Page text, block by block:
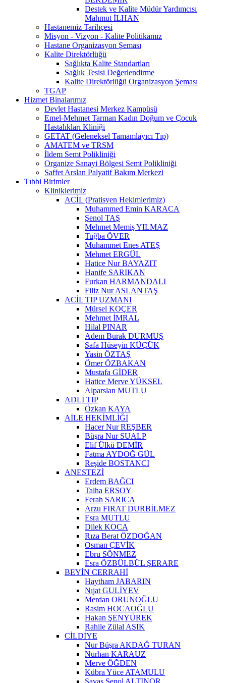
Destek ve Kalite Müdür Yardımcısı
Mahmut İLHAN
Hastanemiz Tarihçesi
Misyon - Vizyon - Kalite Politikamız
Hastane Organizasyon Şeması
Kalite Direktörlüğü
Sağlıkta Kalite Standartları
Sağlık Tesisi Değerlendirme
Kalite Direktörlüğü Organizasyon Şeması
TGAP
Hizmet Binalarımız
Devlet Hastanesi Merkez Kampüsü
Emel-Mehmet Tarman Kadın Doğum ve Çocuk
Hastalıkları Kliniği
GETAT (Geleneksel Tamamlayıcı Tıp)
AMATEM ve TRSM
İldem Semt Polikliniği
Organize Sanayi Bölgesi Semt Polikliniği
Saffet Arslan Palyatif Bakım Merkezi
Tıbbi Birimler
Kliniklerimiz
ACİL (Pratisyen Hekimlerimiz)
Muhammed Emin KARACA
Şenol TAŞ
Mehmet Memiş YILMAZ
Tuğba ÖVER
Muhammet Enes ATEŞ
Mehmet ERGÜL
Hatice Nur BAYAZIT
Hanife SARIKAN
Furkan HARMANDALI
Filiz Nur ASLANTAŞ
ACİL TIP UZMANI
Mürsel KOÇER
Mehmet İMRAL
Hilal PINAR
Adem Burak DURMUŞ
Safa Hüseyin KÜÇÜK
Yasin ÖZTAŞ
Ömer ÖZBAKAN
Mustafa GİDER
Hatice Merve YÜKSEL
Alparslan MUTLU
ADLİ TIP
Özkan KAYA
AİLE HEKİMLİĞİ
Hacer Nur REŞBER
Büşra Nur SUALP
Elif Ülkü DEMİR
Fatma AYDOĞ GÜL
Reşide BOSTANCI
ANESTEZİ
Erdem BAĞCI
Talha ERSOY
Ferah SARICA
Arzu FIRAT DURBİLMEZ
Esra MUTLU
Dilek KOCA
Rıza Berat ÖZDOĞAN
Osman ÇEVİK
Ebru SÖNMEZ
Esra ÖZBÜLBÜL ŞERARE
BEYİN CERRAHİ
Haytham JABARIN
Nıjat GULİYEV
Merdan ORUNOĞLU
Rasim HOCAOĞLU
Hakan ŞENYÜREK
Rahile Zülal AŞIK
CİLDİYE
Nur Büşra AKDAĞ TURAN
Nurhan KARAUZ
Merve ÖĞDEN
Kübra Yüce ATAMULU
Savaş Şenol ALTINOR